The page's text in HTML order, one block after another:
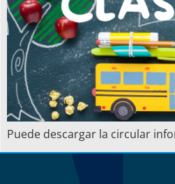
Puede descargar la circular